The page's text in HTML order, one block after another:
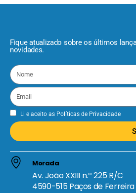
Fique atualizado sobre os últimos
novidades.
Li e aceito as Políticas de Privacidade
Morada
Av. João XXIII n.º 225 R/C
4590-515 Paços de Ferreira